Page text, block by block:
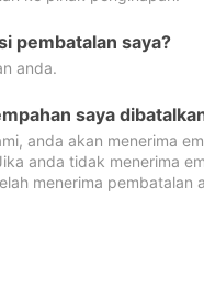
pembatalan saya?
anda.
saya
anda akan menerima
anda tidak menerima
menerima pembatalan